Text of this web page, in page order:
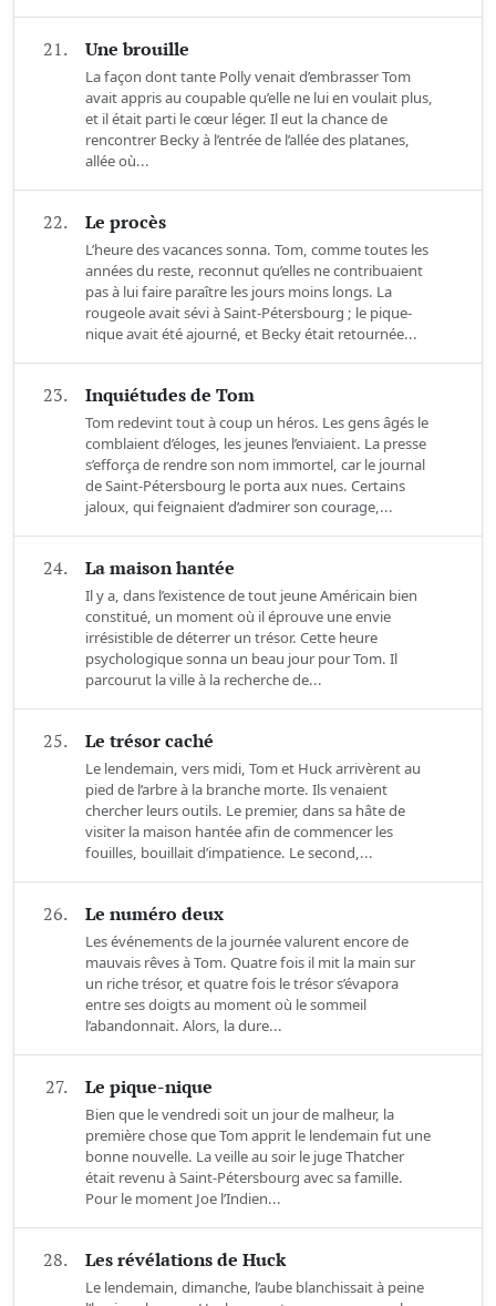
21. Une brouille
La façon dont tante Polly venait d’embrasser Tom
avait appris au coupable qu’elle ne lui en voulait plus,
et il était parti le cœur léger. Il eut la chance de
rencontrer Becky à l’entrée de l’allée des platanes,
allée où...
22. Le procès
L’heure des vacances sonna. Tom, comme toutes les
années du reste, reconnut qu’elles ne contribuaient
pas à lui faire paraître les jours moins longs. La
rougeole avait sévi à Saint-Pétersbourg ; le pique-
nique avait été ajourné, et Becky était retournée...
23. Inquiétudes de Tom
Tom redevint tout à coup un héros. Les gens âgés le
comblaient d’éloges, les jeunes l’enviaient. La presse
s’efforça de rendre son nom immortel, car le journal
de Saint-Pétersbourg le porta aux nues. Certains
jaloux, qui feignaient d’admirer son courage,...
24. La maison hantée
Il y a, dans l’existence de tout jeune Américain bien
constitué, un moment où il éprouve une envie
irrésistible de déterrer un trésor. Cette heure
psychologique sonna un beau jour pour Tom. Il
parcourut la ville à la recherche de...
25. Le trésor caché
Le lendemain, vers midi, Tom et Huck arrivèrent au
pied de l’arbre à la branche morte. Ils venaient
chercher leurs outils. Le premier, dans sa hâte de
visiter la maison hantée afin de commencer les
fouilles, bouillait d’impatience. Le second,...
26. Le numéro deux
Les événements de la journée valurent encore de
mauvais rêves à Tom. Quatre fois il mit la main sur
un riche trésor, et quatre fois le trésor s’évapora
entre ses doigts au moment où le sommeil
l’abandonnait. Alors, la dure...
27. Le pique-nique
Bien que le vendredi soit un jour de malheur, la
première chose que Tom apprit le lendemain fut une
bonne nouvelle. La veille au soir le juge Thatcher
était revenu à Saint-Pétersbourg avec sa famille.
Pour le moment Joe l’Indien...
28. Les révélations de Huck
Le lendemain, dimanche, l’aube blanchissait à peine